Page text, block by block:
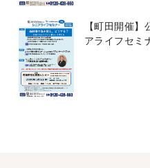
【町田開催
アライフセミ